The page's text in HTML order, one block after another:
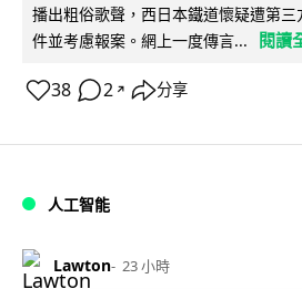
播出粗俗歌聲，西日本鐵道懷疑遭第
件並考慮報案。網上一度傳言...
閱讀
38 2 ↗ 分享
人工智能
Lawton 23 小時